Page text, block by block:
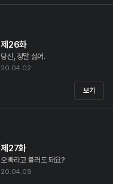
제26화
당신, 정말 싫어.
20.04.02
보기
제27화
오빠라고 불러도 돼요?
20.04.09